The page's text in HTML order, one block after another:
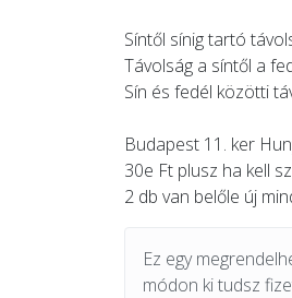
Síntől sínig tartó
Távolság a síntől a
Sín és fedél közötti
Budapest 11. ker
30e Ft plusz ha kell
2 db van belőle új
Ez egy
módon ki tudsz